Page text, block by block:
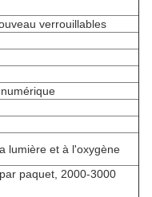
verrouillables
lumière et à l'oxygène
paquet, 2000-3000